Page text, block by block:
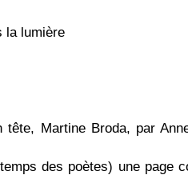
la lumière
Martine Broda, par
des poètes) une page